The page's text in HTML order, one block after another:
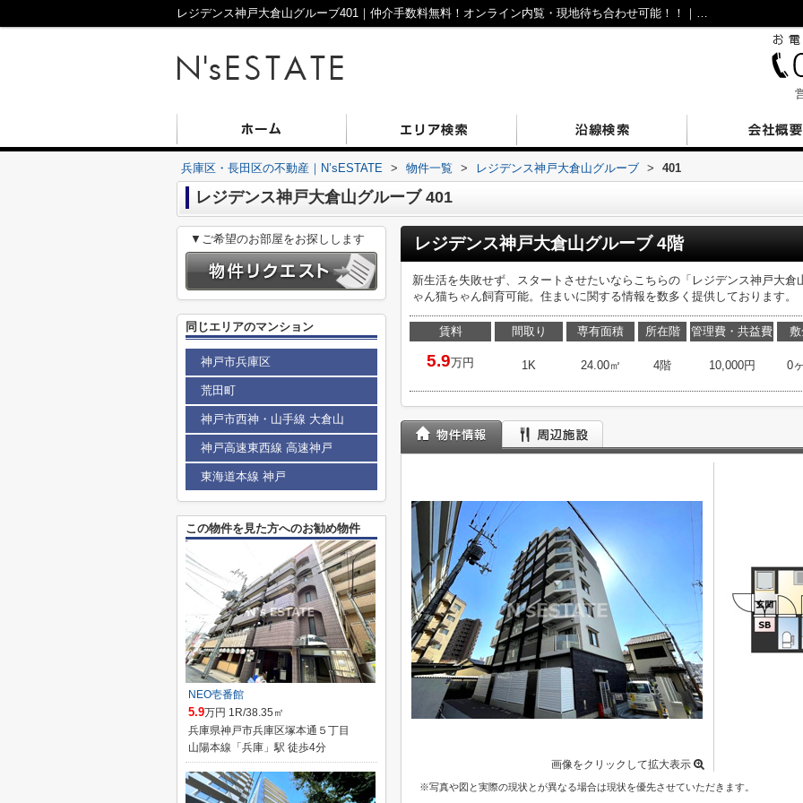
レジデンス神戸大倉山グルーブ401｜仲介手数料無料！オンライン内覧・現地待ち合わせ可能！！｜兵庫区・長田区の不動産｜N’sESTATE
兵庫区・長田区の不動産｜N’sESTATE > 物件一覧 > レジデンス神戸大倉山グルーブ > 401
レジデンス神戸大倉山グルーブ 401
レジデンス神戸大倉山グルーブ 4階
新生活を失敗せず、スタートさせたいならこちらの「レジデンス神戸大
ゃん猫ちゃん飼育可能。住まいに関する情報を数多く提供しております。
賃料
5.9万円
間取り
1K
専有面積
24.00㎡
所在階
4階
管理費・共益費
10,000円 0
画像をクリックして拡大表示
※写真や図と実際の現状とが異なる場合は現状を優先させていただきます。
▼ご希望のお部屋をお探しします
同じエリアのマンション
神戸市兵庫区
荒田町
神戸市西神・山手線 大倉山
神戸高速東西線 高速神戸
東海道本線 神戸
この物件を見た方へのお勧め物件
NEO壱番館
5.9万円 1R/38.35㎡
兵庫県神戸市兵庫区塚本通５丁目
山陽本線「兵庫」駅 徒歩4分